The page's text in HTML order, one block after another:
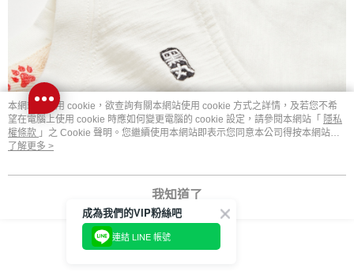
本網站中使用 cookie，欲查詢有關本網站使用 cookie 方式之詳情，及若您不希
望在電腦上使用 cookie 時應如何變更電腦的 cookie 設定，請參閱本網站「 隱私
權條款 」之 Cookie 聲明。您繼續使用本網站即表示您同意本公司得按本網站使
用條款之 Cookie 聲明使用 cookie。
了解更多 >
我知道了
成為我們的VIP粉絲吧
連結 LINE 帳號